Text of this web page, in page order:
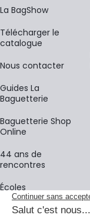
La BagShow
​Télécharger le
catalogue
Nous contacter
Guides La
Baguetterie
Baguetterie Shop
Online
44 ans de
rencontres
Écoles
La newsletter